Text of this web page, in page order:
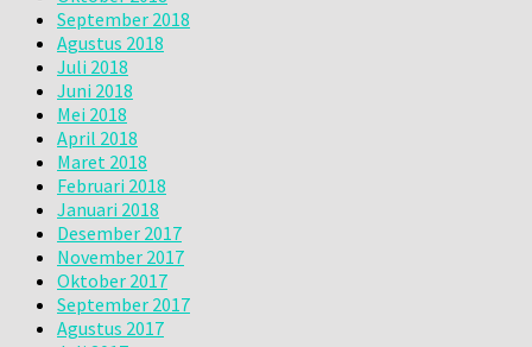
September 2018
Agustus 2018
Juli 2018
Juni 2018
Mei 2018
April 2018
Maret 2018
Februari 2018
Januari 2018
Desember 2017
November 2017
Oktober 2017
September 2017
Agustus 2017